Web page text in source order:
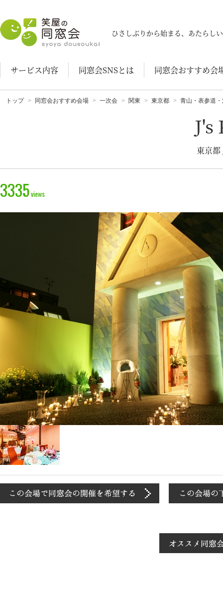
笑屋の同窓会
ひさしぶりから始まる、あたらし
サービス内容 同窓会SNSとは 同窓会おすすめ会
トップ 同窓会おすすめ会場 一次会 関東 東京都 青山・表参道
J's
東京
3335views